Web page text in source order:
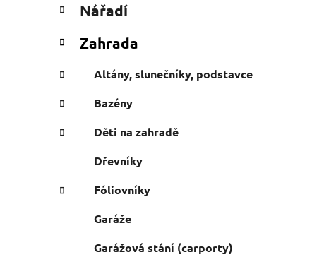
Nářadí
Zahrada
Altány, slunečníky, podstavce
Bazény
Děti na zahradě
Dřevníky
Fóliovníky
Garáže
Garážová stání (carporty)